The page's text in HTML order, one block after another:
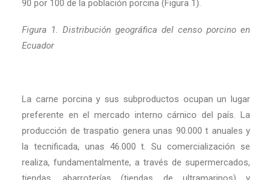
90 por 100 de la población porcina (Figura 1).
Figura 1. Distribución geográfica del censo porcino en
Ecuador
La carne porcina y sus subproductos ocupan un lugar
preferente en el mercado interno cárnico del país. La
producción de traspatio genera unas 90.000 t anuales y
la tecnificada, unas 46.000 t. Su comercialización se
realiza, fundamentalmente, a través de supermercados,